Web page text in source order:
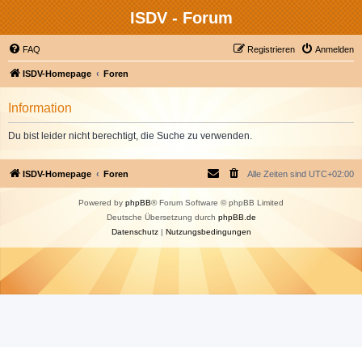
ISDV - Forum
FAQ Anmelden
Registrieren
ISDV-Homepage Foren
Information
Du bist leider nicht berechtigt, die Suche zu verwenden.
ISDV-Homepage Foren Alle Zeiten sind UTC+02:00
Powered by phpBB® Forum Software © phpBB Limited
Deutsche Übersetzung durch phpBB.de
Datenschutz| Nutzungsbedingungen